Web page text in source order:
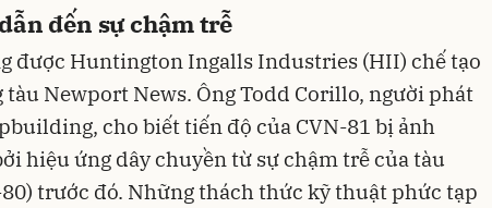
đến sự chậm trễ
được Huntington Ingalls Industries (HII) chế tạo
tàu Newport News. Ông Todd Corillo, người phát
cho biết tiến độ của CVN-81 bị ảnh
hiệu ứng dây chuyền từ sự chậm trễ của tàu
trước đó. Những thách thức kỹ thuật phức tạp